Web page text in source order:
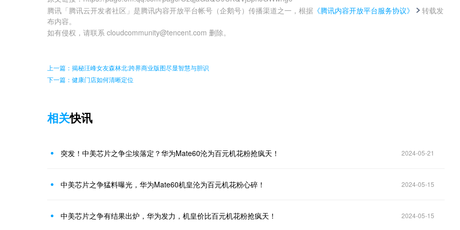
腾讯「腾讯云开发者社区」是腾讯内容开放平台帐号（企鹅号）传播渠道之一，根据 《腾讯内容开放平台服务协议》
转载发
布内容。
如有侵权，请联系 cloudcommunity@tencent.com 删除。
上一篇：揭秘汪峰女友森林北:跨界商业版图尽显智慧与胆识
下一篇：健康门店如何清晰定位
相关快讯
突发！中美芯片之争尘埃落定？华为Mate60沦为百元机花粉抢疯天！ 2024-05-21
中美芯片之争猛料曝光，华为Mate60机皇沦为百元机花粉心碎！ 2024-05-15
中美芯片之争有结果出炉，华为发力，机皇价比百元机花粉抢疯天！ 2024-05-15